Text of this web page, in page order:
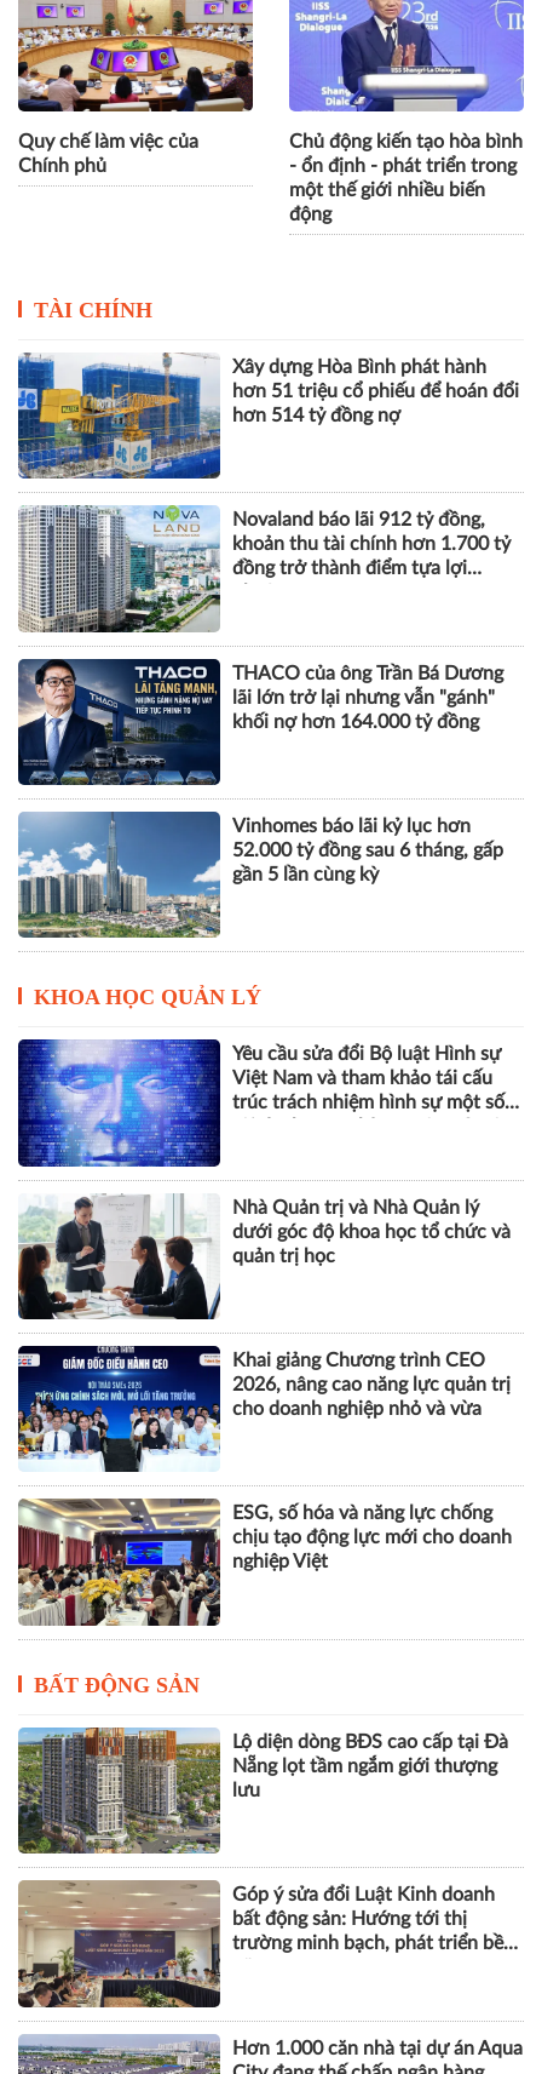
Quy chế làm việc của
Chính phủ
Chủ động kiến tạo hòa bình
- ổn định - phát triển trong
một thế giới nhiều biến
động
TÀI CHÍNH
Xây dựng Hòa Bình phát hành
hơn 51 triệu cổ phiếu để hoán đổi
hơn 514 tỷ đồng nợ
Novaland báo lãi 912 tỷ đồng,
khoản thu tài chính hơn 1.700 tỷ
đồng trở thành điểm tựa lợi
THACO của ông Trần Bá Dương
lãi lớn trở lại nhưng vẫn "gánh"
khối nợ hơn 164.000 tỷ đồng
Vinhomes báo lãi kỷ lục hơn
52.000 tỷ đồng sau 6 tháng, gấp
gần 5 lần cùng kỳ
KHOA HỌC QUẢN LÝ
Yêu cầu sửa đổi Bộ luật Hình sự
Việt Nam và tham khảo tái cấu
trúc trách nhiệm hình sự một số
Nhà Quản trị và Nhà Quản lý
dưới góc độ khoa học tổ chức và
quản trị học
Khai giảng Chương trình CEO
2026, nâng cao năng lực quản trị
cho doanh nghiệp nhỏ và vừa
ESG, số hóa và năng lực chống
chịu tạo động lực mới cho doanh
nghiệp Việt
BẤT ĐỘNG SẢN
Lộ diện dòng BĐS cao cấp tại Đà
Nẵng lọt tầm ngắm giới thượng
lưu
Góp ý sửa đổi Luật Kinh doanh
bất động sản: Hướng tới thị
trường minh bạch, phát triển bền
Hơn 1.000 căn nhà tại dự án Aqua